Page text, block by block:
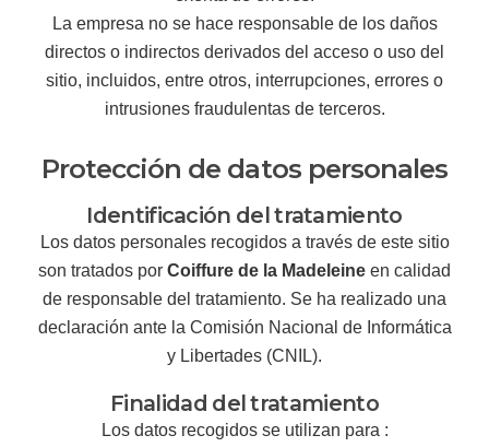
La empresa no se hace responsable de los daños
directos o indirectos derivados del acceso o uso del
sitio, incluidos, entre otros, interrupciones, errores o
intrusiones fraudulentas de terceros.
Protección de datos personales
Identificación del tratamiento
Los datos personales recogidos a través de este sitio
son tratados por Coiffure de la Madeleine en calidad
de responsable del tratamiento. Se ha realizado una
declaración ante la Comisión Nacional de Informática
y Libertades (CNIL).
Finalidad del tratamiento
Los datos recogidos se utilizan para :